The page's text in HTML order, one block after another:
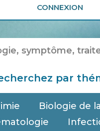
CONNEXION
par
Biologie de